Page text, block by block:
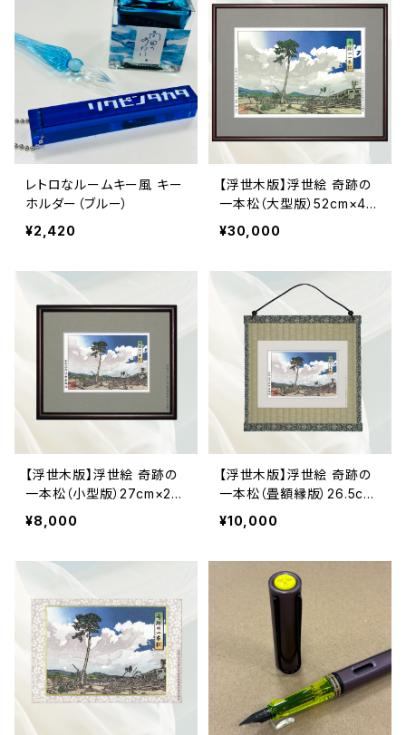
レトロなルームキー風 キー
ホルダー（ブルー）
¥2,420
【浮世木版】浮世絵 奇跡の
一本松（大型版）52cm×41c
m
¥30,000
【浮世木版】浮世絵 奇跡の
一本松（小型版）27cm×22
cm
¥8,000
【浮世木版】浮世絵 奇跡の
一本松（畳額縁版）26.5cm
×26.5cm
¥10,000